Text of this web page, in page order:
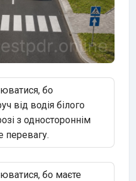
бо
від водія білого
з одностороннім
перевагу.
бо маєте